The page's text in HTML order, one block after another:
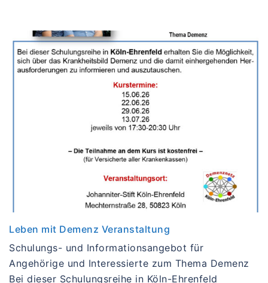
Leben mit Demenz Veranstaltung
Schulungs- und Informationsangebot für
Angehörige und Interessierte zum Thema Demenz
Bei dieser Schulungsreihe in Köln-Ehrenfeld